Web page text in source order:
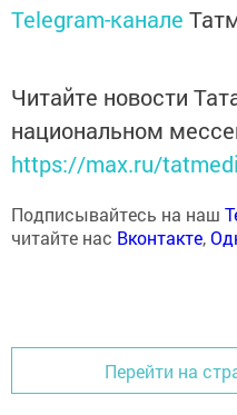
Telegram-канале
Читайте новости
национальном
https://max.ru/
Подписывайтесь на наш
читайте нас Вконтакте,
Перейти на